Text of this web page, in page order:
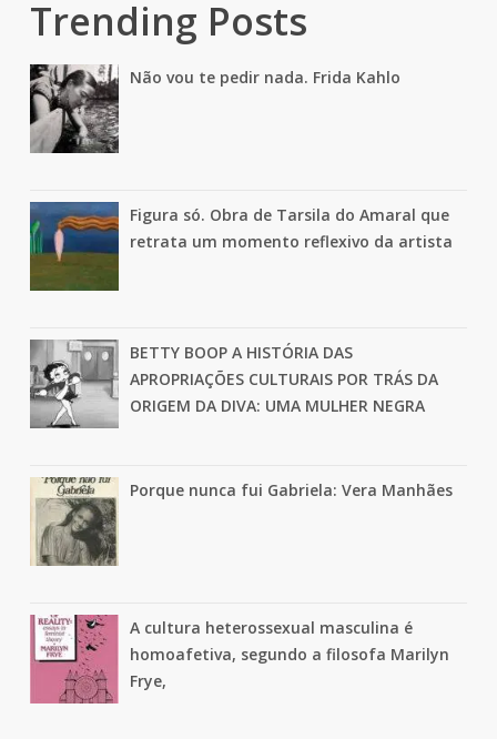
Trending Posts
Não vou te pedir nada. Frida Kahlo
Figura só. Obra de Tarsila do Amaral que
retrata um momento reflexivo da artista
BETTY BOOP A HISTÓRIA DAS
APROPRIAÇÕES CULTURAIS POR TRÁS DA
ORIGEM DA DIVA: UMA MULHER NEGRA
Porque nunca fui Gabriela: Vera Manhães
A cultura heterossexual masculina é
homoafetiva, segundo a filosofa Marilyn
Frye,